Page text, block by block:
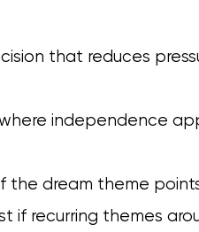
that reduces
independence
the dream theme
if recurring themes